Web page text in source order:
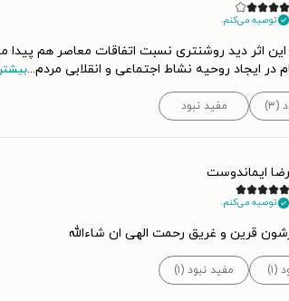
توصیه می‌کنم.
این اثر دید روشنتری نسبت اتفاقات معاصر هم
در ایجاد روحیه نشاط اجتماعی و انقلابی مردم...بیشتر
(۳) مفید نبود
رضا ایماندوست
توصیه می‌کنم.
قرین و غریق رحمت الهی ان شاءالله
(۱) مفید نبود (۱)